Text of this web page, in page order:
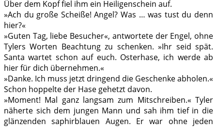
Über dem Kopf fiel ihm ein Heiligenschein auf.
»Ach du große Scheiße! Angel? Was … was tust du denn
hier?«
»Guten Tag, liebe Besucher«, antwortete der Engel, ohne
Tylers Worten Beachtung zu schenken. »Ihr seid spät.
Santa wartet schon auf euch. Osterhase, ich werde ab
hier für dich übernehmen.«
»Danke. Ich muss jetzt dringend die Geschenke abholen.«
Schon hoppelte der Hase gehetzt davon.
»Moment! Mal ganz langsam zum Mitschreiben.« Tyler
näherte sich dem jungen Mann und sah ihm tief in die
glänzenden saphirblauen Augen. Er war ohne jeden